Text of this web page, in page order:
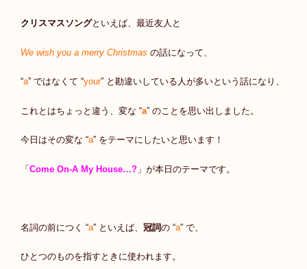
クリスマスソングといえば、最近友人と
We wish you a merry Christmas の話になって、
“a” ではなくて “your” と勘違いしている人が多いという話になり、
これとはちょっと違う、変な “a” のことを思い出しました。
今日はその変な “a” をテーマにしたいと思います！
「 Come On-A My House…? 」が本日のテーマです。
名詞の前につく “a” といえば、 冠詞の “a” で、
ひとつのものを指すときに使われます。